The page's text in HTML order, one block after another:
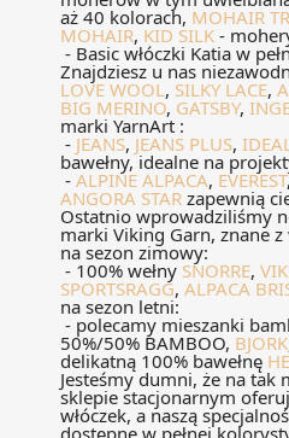
aż 40 kolorach, MOHAIR
MOHAIR, KID SILK -
- Basic włóczki Katia w
Znajdziesz u nas
LOVE WOOL, SILKY LACE,
BIG MERINO, GATSBY,
marki YarnArt :
- JEANS, JEANS PLUS,
bawełny, idealne na
- ALPINE ALPACA, EVEREST
ANGORA STAR zapewnią
Ostatnio wprowadziliśmy
marki Viking Garn, znane
na sezon zimowy:
- 100% wełny SNORRE,
SPORTSRAGG, ALPACA
na sezon letni:
- polecamy mieszanki
50%/50% BAMBOO, BJORK
delikatną 100% bawełnę
Jesteśmy dumni, że na tak
sklepie stacjonarnym
włóczek, a naszą
dostępne w pełnej